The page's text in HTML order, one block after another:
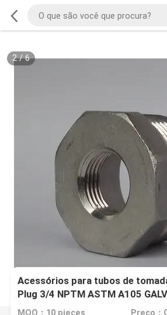
2/6
Acessórios para tubos de
Plug 3/4 NPTM ASTM A105
MOQ：10 pieces